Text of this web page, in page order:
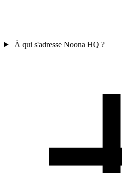
À qui s'adresse Noona HQ ?